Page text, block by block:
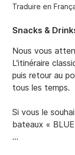
Traduire en
Snacks &
Nous vous
L'itinéraire
puis retour au
tous les temps.
Si vous le
bateaux «